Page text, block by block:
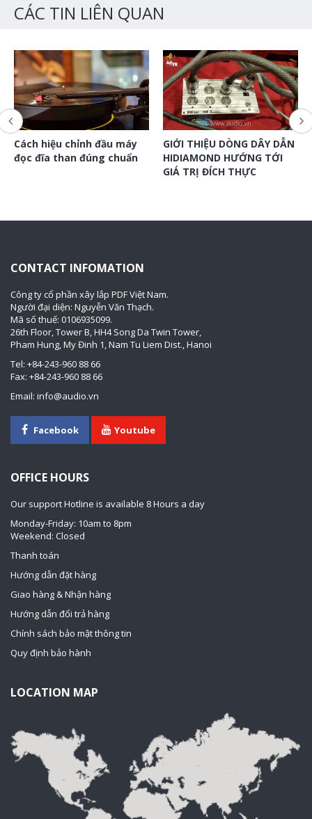
CÁC TIN LIÊN QUAN
Cách hiệu chỉnh đầu máy
đọc đĩa than đúng chuẩn
GIỚI THIỆU DÒNG DÂY DẪN
HIDIAMOND HƯỚNG TỚI
GIÁ TRỊ ĐÍCH THỰC
CONTACT INFOMATION
Công ty cổ phần xây lắp PDF Việt Nam.
Người đại diện: Nguyễn Văn Thạch.
Mã số thuế: 0106935099.
26th Floor, Tower B, HH4 Song Da Twin Tower,
Pham Hung, My Đinh 1, Nam Tu Liem Dist., Hanoi
Tel: +84-243-960 88 66
Fax: +84-243-960 88 66
Email: info@audio.vn
Facebook Youtube
OFFICE HOURS
Our support Hotline is available 8 Hours a day
Monday-Friday: 10am to 8pm
Weekend: Closed
Thanh toán
Hướng dẫn đặt hàng
Giao hàng & Nhận hàng
Hướng dẫn đổi trả hàng
Chính sách bảo mật thông tin
Quy định bảo hành
LOCATION MAP